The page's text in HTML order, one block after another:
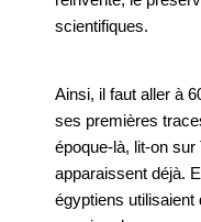
scientifiques.
Ainsi, il faut aller à
ses premières
époque-là, lit-on
apparaissent déjà.
égyptiens